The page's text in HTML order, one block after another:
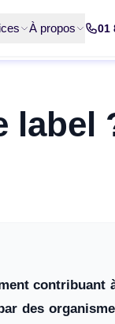
À propos 01
label
des